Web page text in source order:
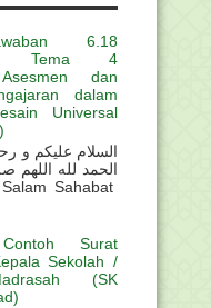
6.18
Tema 4
dan
dalam
Universal
الحمد لله
Surat
Sekolah /
(SK